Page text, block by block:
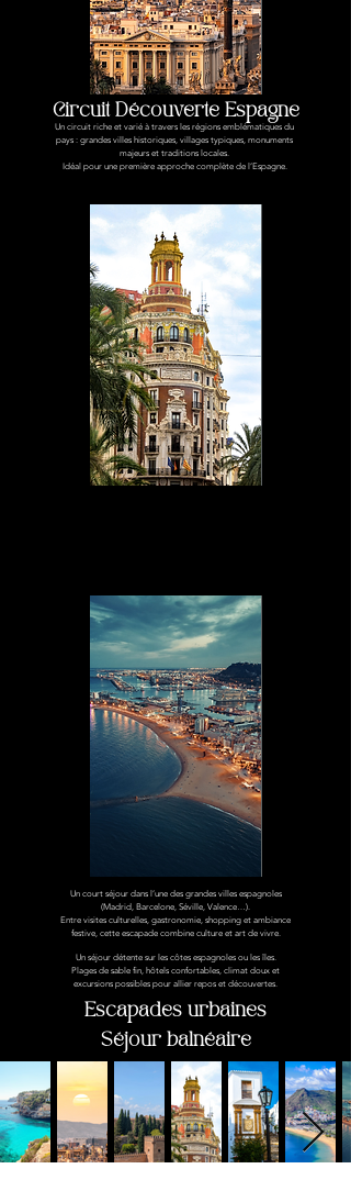
Circuit Découverte Espagne
Un circuit riche et varié à travers les régions emblématiques du
pays : grandes villes historiques, villages typiques, monuments
majeurs et traditions locales.
Idéal pour une première approche complète de l’Espagne.
Un court séjour dans l’une des grandes villes espagnoles
(Madrid, Barcelone, Séville, Valence…).
Entre visites culturelles, gastronomie, shopping et ambiance
festive, cette escapade combine culture et art de vivre.
Un séjour détente sur les côtes espagnoles ou les îles.
Plages de sable fin, hôtels confortables, climat doux et
excursions possibles pour allier repos et découvertes.
Escapades urbaines
Séjour balnéaire